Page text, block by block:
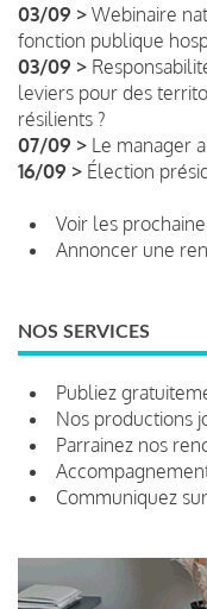
03/09 > Webinaire
fonction publique
03/09 >
leviers pour des
résilients ?
07/09 > Le manager
16/09 > Élection
Voir les
Annoncer une
NOS SERVICES
Publiez
Nos productions
Parrainez nos
Communiquez